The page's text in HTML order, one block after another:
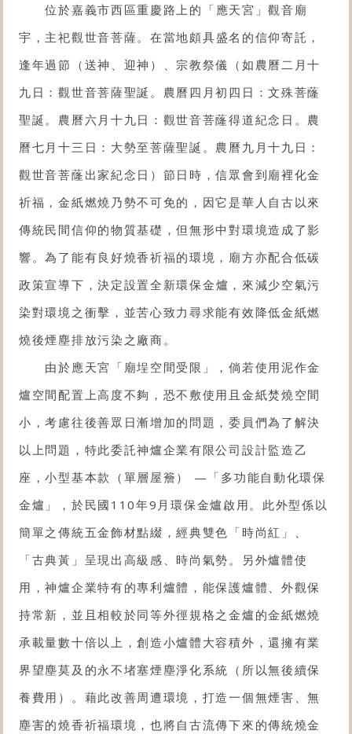
位於嘉義市西區重慶路上的「 應天宮 」觀音廟
宇，主祀觀世音菩薩。在當地頗具盛名的信仰寄託，
逢年過節（送神、迎神）、宗教祭儀（如農曆二月十
九日：觀世音菩薩聖誕。農曆四月初四日：文殊菩蕯
聖誕。農曆六月十九日：觀世音菩蕯得道紀念日。農
曆七月十三日：大勢至菩薩聖誕。農曆九月十九日：
觀世音菩蕯出家紀念日）節日時，信眾會到廟裡化金
祈福，金紙燃燒乃勢不可免的，因它是華人自古以來
傳統民間信仰的物質基礎，但無形中對環境造成了影
響。為了能有良好燒香祈福的環境，廟方亦配合低碳
政策宣導下，決定設置全新環保金爐 ，來減少空氣污
染對環境之衝擊，並苦心致力尋求能有效降低金紙燃
燒後煙塵排放污染之廠商。
由於應天宮「廟埕空間受限」，倘若使用泥作金
爐空間配置上高度不夠，恐不敷使用且金紙焚燒空間
小，考慮往後善眾日漸增加的問題，委員們為了解決
以上問題，特此委託神爐企業有限公司設計監造乙
座，小型基本款（單層屋簷） —「多功能自動化環保
金爐 」，於民國110年9月環保金爐啟用。此外型係以
簡單之傳統五金飾材點綴，經典雙色「時尚紅」、
「古典黃」呈現出高級感、時尚氣勢。另外爐體使
用，神爐企業特有的專利爐體，能保護爐體、外觀保
持常新，並且相較於同等外徑規格之金爐 的金紙燃燒
承載量數十倍以上，創造小爐體大容積外，還擁有業
界望塵莫及的永不堵塞煙塵淨化系統（所以無後續保
養費用）。藉此改善周遭環境，打造一個無煙害、無
塵害的燒香祈福環境，也將自古流傳下來的傳統燒金